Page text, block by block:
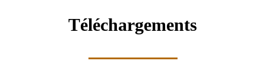
Téléchargements